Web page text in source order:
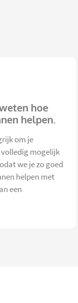
hoe
helpen.
om je
volledig mogelijk
we je zo goed
helpen met
een